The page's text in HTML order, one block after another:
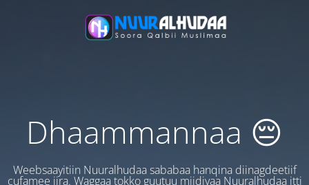
Dhaammannaa 😔
Weebsaayitiin Nuuralhudaa sababaa hanqina diinagdeetiif
cufamee jira. Waggaa tokko guutuu miidiyaa Nuuralhudaa itti